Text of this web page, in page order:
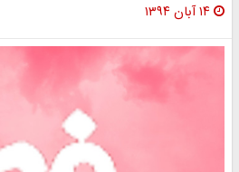
۱۴ آبان ۱۳۹۴